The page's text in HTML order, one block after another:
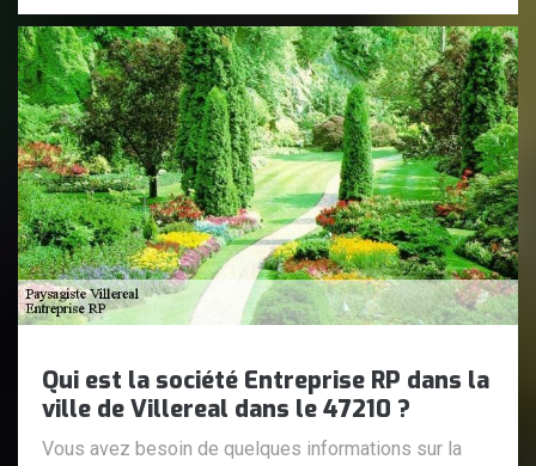
Qui est la société Entreprise RP dans la
ville de Villereal dans le 47210 ?
Vous avez besoin de quelques informations sur la